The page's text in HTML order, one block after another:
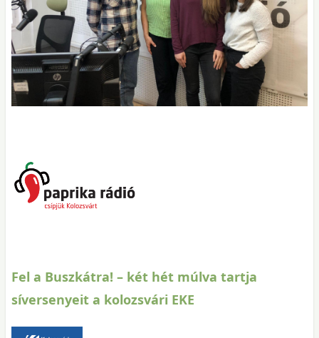
Fel a Buszkátra! – két hét múlva tartja
síversenyeit a kolozsvári EKE